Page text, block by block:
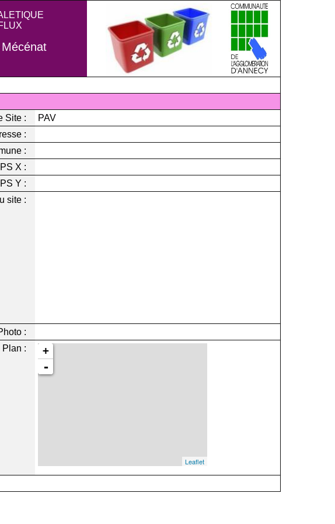
Mécénat
Site :
PAV
:
:
X :
Y :
site :
:
Plan :
+
-
Leaflet